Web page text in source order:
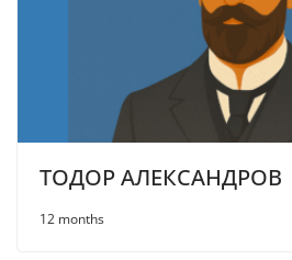
ТОДОР АЛЕКСАНДРОВ
12 months